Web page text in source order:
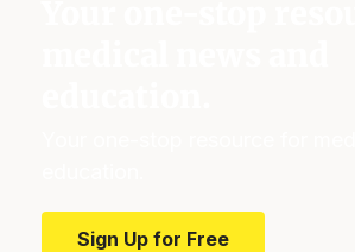
Sign Up for Free